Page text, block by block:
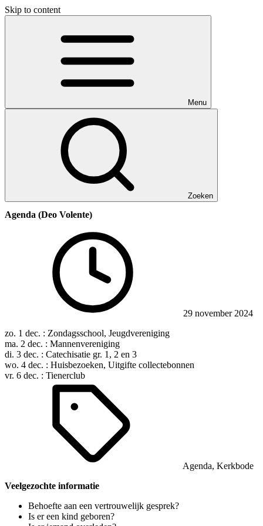
Skip to content
Menu
Zoeken
Agenda (Deo Volente)
29 november 2024
zo. 1 dec. : Zondagsschool, Jeugdvereniging
ma. 2 dec. : Mannenvereniging
di. 3 dec. : Catechisatie gr. 1, 2 en 3
wo. 4 dec. : Huisbezoeken, Uitgifte collectebonnen
vr. 6 dec. : Tienerclub
Agenda, Kerkbode
Veelgezochte informatie
Behoefte aan een vertrouwelijk gesprek?
Is er een kind geboren?